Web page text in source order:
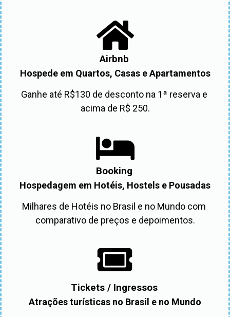
Airbnb
Hospede em Quartos, Casas e Apartamentos
Ganhe até R$130 de desconto na 1ª reserva e
acima de R$ 250.
Booking
Hospedagem em Hotéis, Hostels e Pousadas
Milhares de Hotéis no Brasil e no Mundo com
comparativo de preços e depoimentos.
Tickets / Ingressos
Atrações turísticas no Brasil e no Mundo